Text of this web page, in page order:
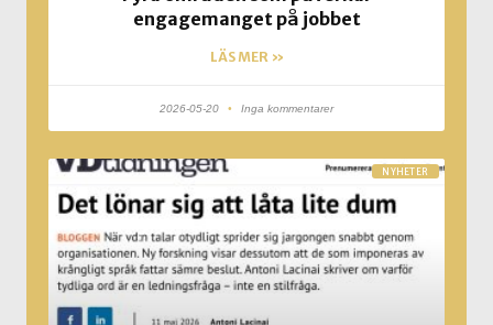
engagemanget på jobbet
LÄS MER »
2026-05-20 Inga kommentarer
NYHETER